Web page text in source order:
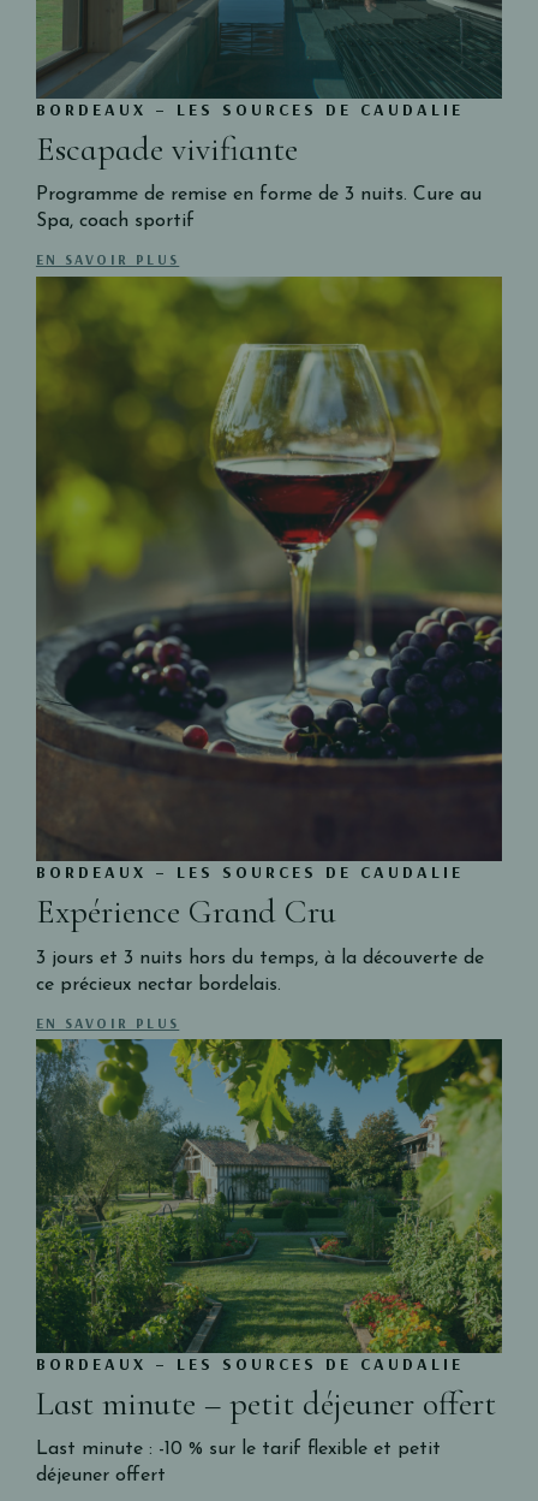
BORDEAUX – LES SOURCES DE CAUDALIE
Escapade vivifiante
Programme de remise en forme de 3 nuits. Cure au
Spa, coach sportif
EN SAVOIR PLUS
BORDEAUX – LES SOURCES DE CAUDALIE
Expérience Grand Cru
3 jours et 3 nuits hors du temps, à la découverte de
ce précieux nectar bordelais.
EN SAVOIR PLUS
BORDEAUX – LES SOURCES DE CAUDALIE
Last minute – petit déjeuner offert
Last minute : -10 % sur le tarif flexible et petit
déjeuner offert